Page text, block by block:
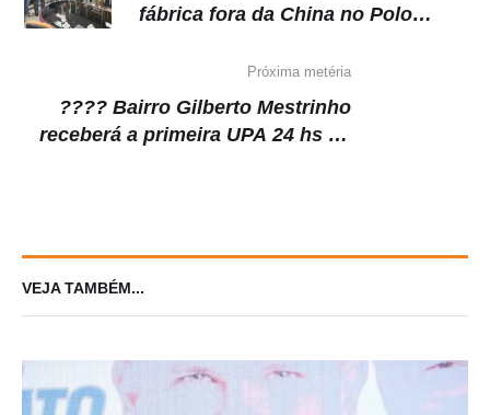
fábrica fora da China no Polo
Próxima metéria
???? Bairro Gilberto Mestrinho
receberá a primeira UPA 24 hs de
VEJA TAMBÉM...